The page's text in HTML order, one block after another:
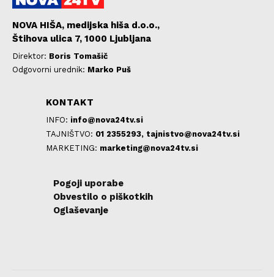
NOVA HIŠA, medijska hiša d.o.o.,
Štihova ulica 7, 1000 Ljubljana
Direktor: Boris Tomašič
Odgovorni urednik: Marko Puš
KONTAKT
INFO: info@nova24tv.si
TAJNIŠTVO: 01 2355293, tajnistvo@nova24tv.si
MARKETING: marketing@nova24tv.si
Pogoji uporabe
Obvestilo o piškotkih
Oglaševanje